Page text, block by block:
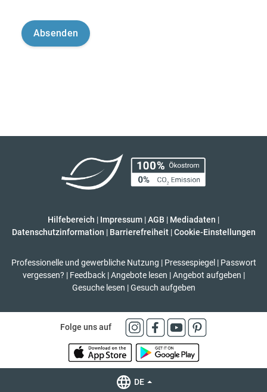
Hilfebereich | Impressum |AGB | Mediadaten |
Datenschutzinformation | Barrierefreiheit | Cookie-Einstellungen
Professionelle und gewerbliche Nutzung | Pressespiegel | Passwort
vergessen? | Feedback | Angebote lesen | Angebot aufgeben |
Gesuche lesen | Gesuch aufgeben
Folge uns auf
DE